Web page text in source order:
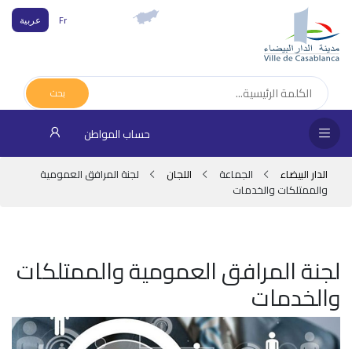
Fr عربية
بحث
حساب المواطن
الدار البيضاء الجماعة اللجان
لجنة المرافق العمومية
والممتلكات والخدمات
لجنة المرافق العمومية والممتلكات
والخدمات